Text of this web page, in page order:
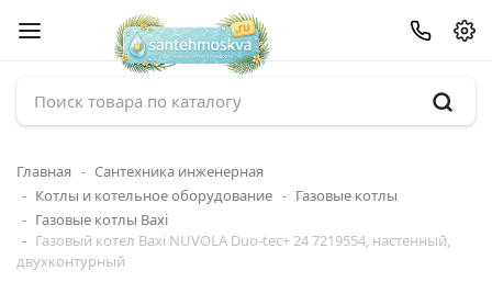
Главная
Сантехника инженерная
Котлы и котельное оборудование
Газовые котлы
Газовые котлы Baxi
Газовый котел Baxi NUVOLA Duo-tec+ 24 7219554, настенный,
двухконтурный